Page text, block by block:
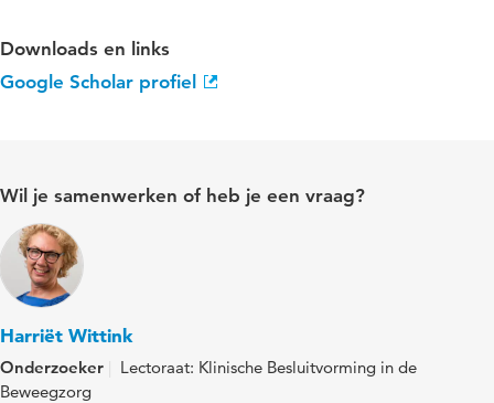
Downloads en links
Google Scholar profiel
Wil je samenwerken of heb je een vraag?
Harriët Wittink
Onderzoeker
Lectoraat: Klinische Besluitvorming in de
Beweegzorg